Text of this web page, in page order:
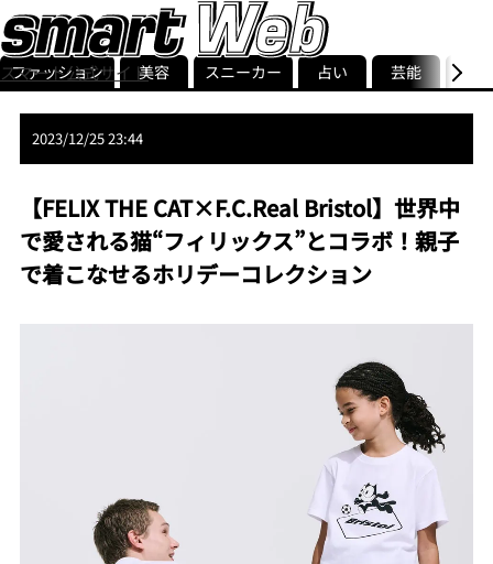
スマート公式サイト
smart最新号
記事一覧ランキング
ストリ
ファッション 美容 スニーカー 占い 芸能 グル
2023/12/25 23:44
【FELIX THE CAT×F.C.Real Bristol】世界中
で愛される猫“フィリックス”とコラボ！親子
で着こなせるホリデーコレクション